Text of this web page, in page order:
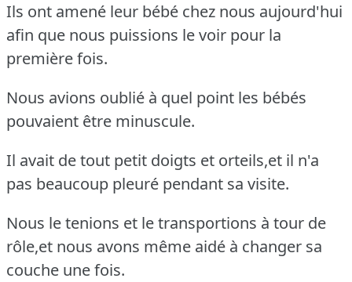
Ils ont amené leur bébé chez nous aujourd'hui
afin que nous puissions le voir pour la
première fois.
Nous avions oublié à quel point les bébés
pouvaient être minuscule.
Il avait de tout petit doigts et orteils,et il n'a
pas beaucoup pleuré pendant sa visite.
Nous le tenions et le transportions à tour de
rôle,et nous avons même aidé à changer sa
couche une fois.